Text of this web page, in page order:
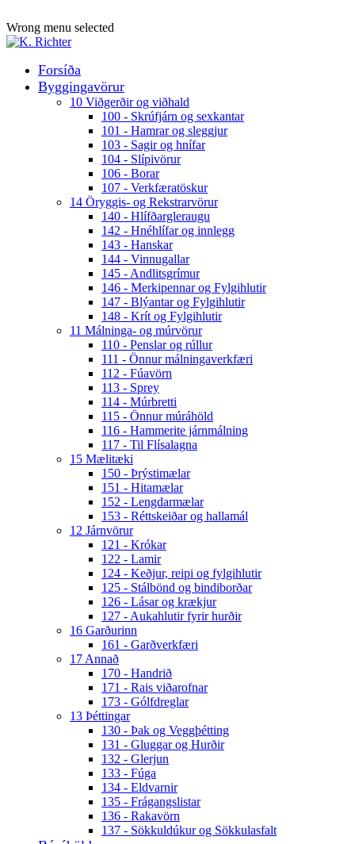
Wrong menu selected
Forsíða
Byggingavörur
10 Viðgerðir og viðhald
100 - Skrúfjárn og sexkantar
101 - Hamrar og sleggjur
103 - Sagir og hnífar
104 - Slípivörur
106 - Borar
107 - Verkfæratöskur
14 Öryggis- og Rekstrarvörur
140 - Hlífðargleraugu
142 - Hnéhlífar og innlegg
143 - Hanskar
144 - Vinnugallar
145 - Andlitsgrímur
146 - Merkipennar og Fylgihlutir
147 - Blýantar og Fylgihlutir
148 - Krít og Fylgihlutir
11 Málninga- og múrvörur
110 - Penslar og rúllur
111 - Önnur málningaverkfæri
112 - Fúavörn
113 - Sprey
114 - Múrbretti
115 - Önnur múráhöld
116 - Hammerite járnmálning
117 - Til Flísalagna
15 Mælitæki
150 - Þrýstimælar
151 - Hitamælar
152 - Lengdarmælar
153 - Réttskeiðar og hallamál
12 Járnvörur
121 - Krókar
122 - Lamir
124 - Keðjur, reipi og fylgihlutir
125 - Stálbönd og bindiborðar
126 - Lásar og krækjur
127 - Aukahlutir fyrir hurðir
16 Garðurinn
161 - Garðverkfæri
17 Annað
170 - Handrið
171 - Rais viðarofnar
173 - Gólfdreglar
13 Þéttingar
130 - Þak og Veggþétting
131 - Gluggar og Hurðir
132 - Glerjun
133 - Fúga
134 - Eldvarnir
135 - Frágangslistar
136 - Rakavörn
137 - Sökkuldúkur og Sökkulasfalt